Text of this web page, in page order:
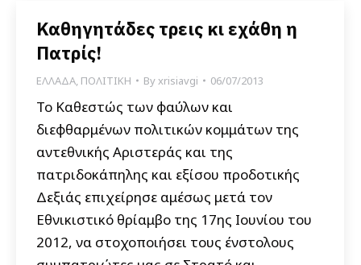
Καθηγητάδες τρεις κι εχάθη η
Πατρίς!
ΕΛΛΑΔΑ, ΠΟΛΙΤΙΚΗ Byxrisiavgi 06/07/2013
Το Καθεστώς των φαύλων και
διεφθαρμένων πολιτικών κομμάτων της
αντεθνικής Αριστεράς και της
πατριδοκάπηλης και εξίσου προδοτικής
Δεξιάς επιχείρησε αμέσως μετά τον
Εθνικιστικό θρίαμβο της 17ης Ιουνίου του
2012, να στοχοποιήσει τους ένστολους